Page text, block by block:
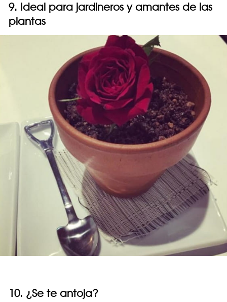
9. Ideal para jardineros y amantes de las
plantas
10. ¿Se te antoja?